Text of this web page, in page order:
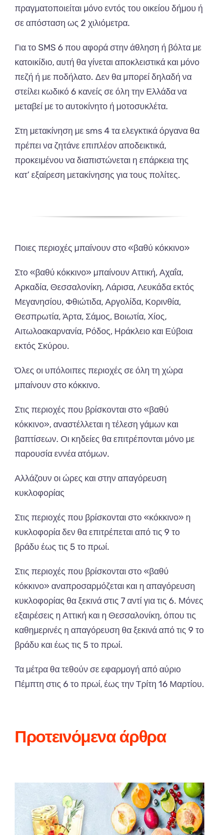
πραγματοποιείται μόνο εντός του οικείου δήμου ή
σε απόσταση ως 2 χιλιόμετρα.
Για το SMS 6 που αφορά στην άθληση ή βόλτα με
κατοικίδιο, αυτή θα γίνεται αποκλειστικά και μόνο
πεζή ή με ποδήλατο. Δεν θα μπορεί δηλαδή να
στείλει κωδικό 6 κανείς σε όλη την Ελλάδα να
μεταβεί με το αυτοκίνητο ή μοτοσυκλέτα.
Στη μετακίνηση με sms 4 τα ελεγκτικά όργανα θα
πρέπει να ζητάνε επιπλέον αποδεικτικά,
προκειμένου να διαπιστώνεται η επάρκεια της
κατ’ εξαίρεση μετακίνησης για τους πολίτες.
Ποιες περιοχές μπαίνουν στο «βαθύ κόκκινο»
Στο «βαθύ κόκκινο» μπαίνουν Αττική, Αχαΐα,
Αρκαδία, Θεσσαλονίκη, Λάρισα, Λευκάδα εκτός
Μεγανησίου, Φθιώτιδα, Αργολίδα, Κορινθία,
Θεσπρωτία, Άρτα, Σάμος, Βοιωτία, Χίος,
Αιτωλοακαρνανία, Ρόδος, Ηράκλειο και Εύβοια
εκτός Σκύρου.
Όλες οι υπόλοιπες περιοχές σε όλη τη χώρα
μπαίνουν στο κόκκινο.
Στις περιοχές που βρίσκονται στο «βαθύ
κόκκινο», αναστέλλεται η τέλεση γάμων και
βαπτίσεων. Οι κηδείες θα επιτρέπονται μόνο με
παρουσία εννέα ατόμων.
Αλλάζουν οι ώρες και στην απαγόρευση
κυκλοφορίας
Στις περιοχές που βρίσκονται στο «κόκκινο» η
κυκλοφορία δεν θα επιτρέπεται από τις 9 το
βράδυ έως τις 5 το πρωί.
Στις περιοχές που βρίσκονται στο «βαθύ
κόκκινο» αναπροσαρμόζεται και η απαγόρευση
κυκλοφορίας θα ξεκινά στις 7 αντί για τις 6. Μόνες
εξαιρέσεις η Αττική και η Θεσσαλονίκη, όπου τις
καθημερινές η απαγόρευση θα ξεκινά από τις 9 το
βράδυ και έως τις 5 το πρωί.
Τα μέτρα θα τεθούν σε εφαρμογή από αύριο
Πέμπτη στις 6 το πρωί, έως την Τρίτη 16 Μαρτίου.
Προτεινόμενα άρθρα